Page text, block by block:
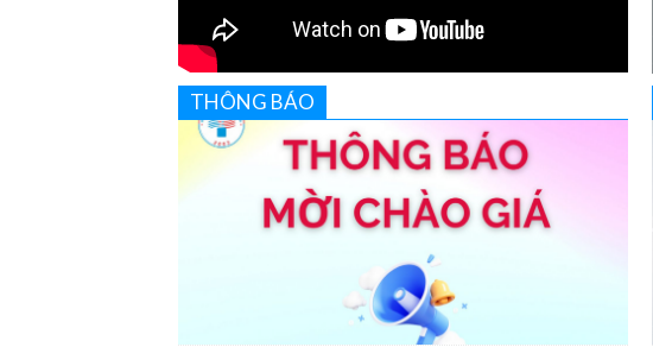
THÔNG BÁO